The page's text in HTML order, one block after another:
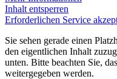
Inhalt entsperren
Erforderlichen Service
Sie sehen gerade einen
den eigentlichen Inhalt
unten. Bitte beachten Sie,
weitergegeben werden.